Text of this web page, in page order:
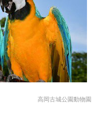
高岡古城公園動物園